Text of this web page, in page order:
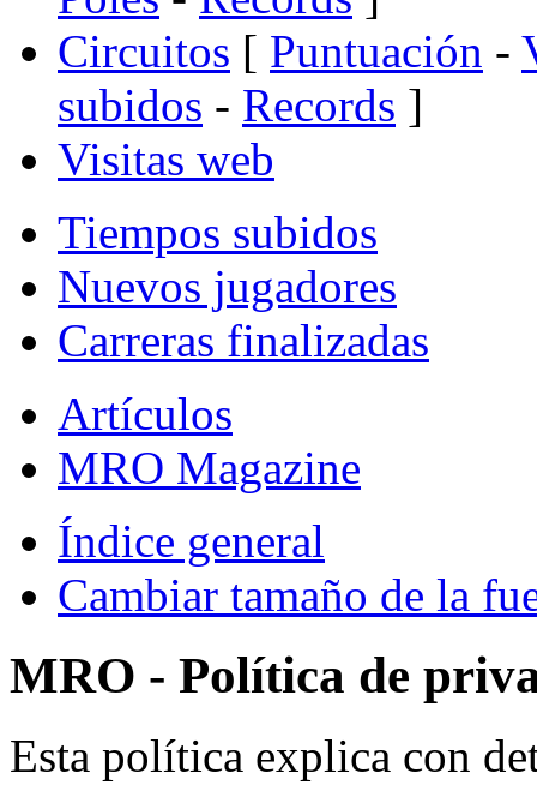
Circuitos [ Puntuación -
subidos - Records ]
Visitas web
Tiempos subidos
Nuevos jugadores
Carreras finalizadas
Artículos
MRO Magazine
Índice general
Cambiar tamaño de la
MRO - Política de
Esta política explica con